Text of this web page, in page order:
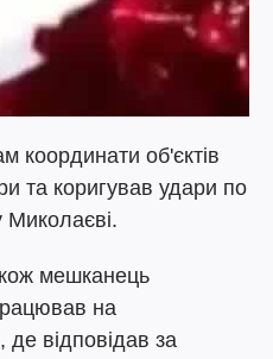
координати об'єктів
та коригував удари по
Миколаєві.
мешканець
на
де відповідав за